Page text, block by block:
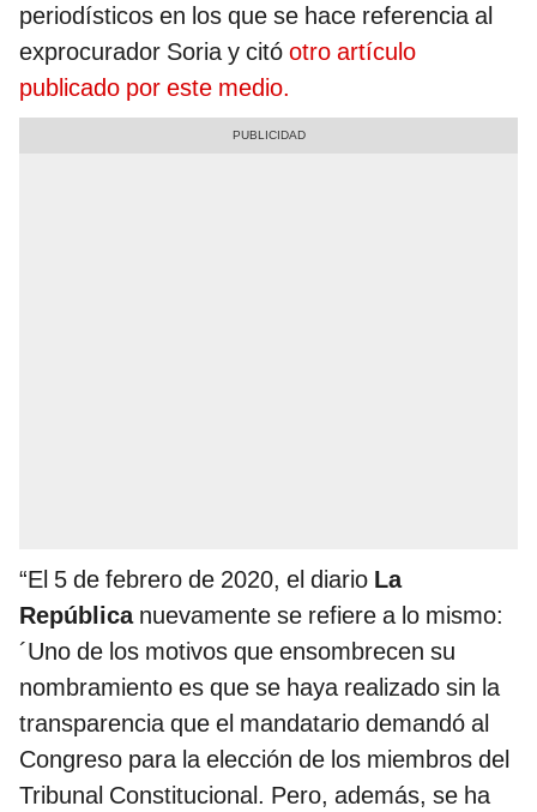
periodísticos en los que se hace referencia al
exprocurador Soria y citó otro artículo
publicado por este medio.
“El 5 de febrero de 2020, el diario La
Repúblicanuevamente se refiere a lo mismo:
´Uno de los motivos que ensombrecen su
nombramiento es que se haya realizado sin la
transparencia que el mandatario demandó al
Congreso para la elección de los miembros del
Tribunal Constitucional. Pero, además, se ha